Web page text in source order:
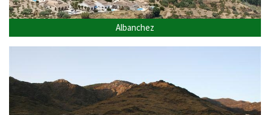
Albanchez